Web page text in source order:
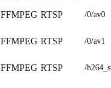
FFMPEG RTSP /0/av0
FFMPEG RTSP /0/av1
FFMPEG RTSP /